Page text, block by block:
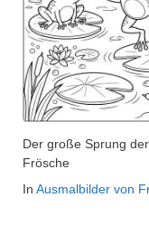
Der große Sprung der
Frösche
In Ausmalbilder von